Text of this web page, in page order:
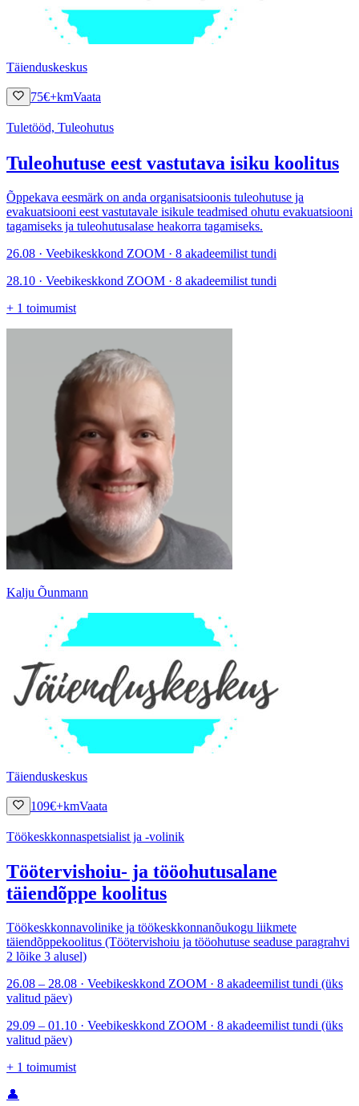
Täienduskeskus
75€+kmVaata
Tuletööd, Tuleohutus
Tuleohutuse eest vastutava isiku koolitus
Õppekava eesmärk on anda organisatsioonis tuleohutuse ja
evakuatsiooni eest vastutavale isikule teadmised ohutu evakuatsiooni
tagamiseks ja tuleohutusalase heakorra tagamiseks.
26.08 · Veebikeskkond ZOOM · 8 akadeemilist tundi
28.10 · Veebikeskkond ZOOM · 8 akadeemilist tundi
+ 1 toimumist
Kalju Õunmann
Täienduskeskus
109€+kmVaata
Töökeskkonnaspetsialist ja -volinik
Töötervishoiu- ja tööohutusalane
täiendõppe koolitus
Töökeskkonnavolinike ja töökeskkonnanõukogu liikmete
täiendõppekoolitus (Töötervishoiu ja tööohutuse seaduse paragrahvi
2 lõike 3 alusel)
26.08 – 28.08 · Veebikeskkond ZOOM · 8 akadeemilist tundi (üks
valitud päev)
29.09 – 01.10 · Veebikeskkond ZOOM · 8 akadeemilist tundi (üks
valitud päev)
+ 1 toimumist
👤